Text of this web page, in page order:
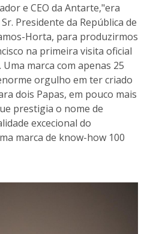
e CEO da Antarte,"era
Presidente da República de
Horta, para produzirmos
na primeira visita oficial
marca com apenas 25
orgulho em ter criado
dois Papas, em pouco mais
prestigia o nome de
excecional do
marca de know-how 100